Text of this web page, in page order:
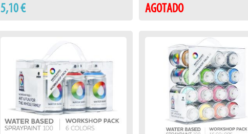
5,10 € AGOTADO